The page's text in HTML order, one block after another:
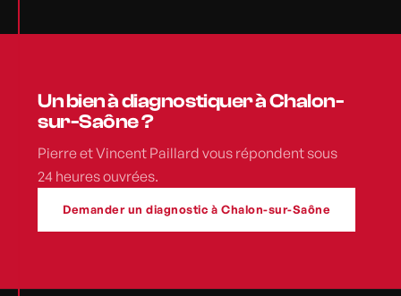
Un bien à diagnostiquer à Chalon-
sur-Saône ?
Pierre et Vincent Paillard vous répondent sous
24 heures ouvrées.
Demander un diagnostic à Chalon-sur-Saône